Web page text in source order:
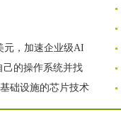
元，加速企业级AI
己的操作系统并找
础设施的芯片技术